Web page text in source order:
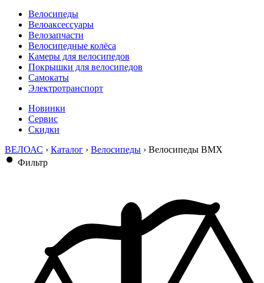
Велосипеды
Велоаксессуары
Велозапчасти
Велосипедные колёса
Камеры для велосипедов
Покрышки для велосипедов
Самокаты
Электротранспорт
Новинки
Сервис
Скидки
ВЕЛОАС › Каталог › Велосипеды › Велосипеды BMX
Фильтр